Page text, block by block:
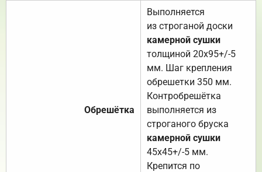
Обрешётка
Выполняется
из строганой доски
камерной сушки
толщиной 20х95+/-5
мм. Шаг крепления
обрешетки 350 мм.
Контробрешётка
выполняется из
строганого бруска
камерной сушки
45х45+/-5 мм.
Крепится по